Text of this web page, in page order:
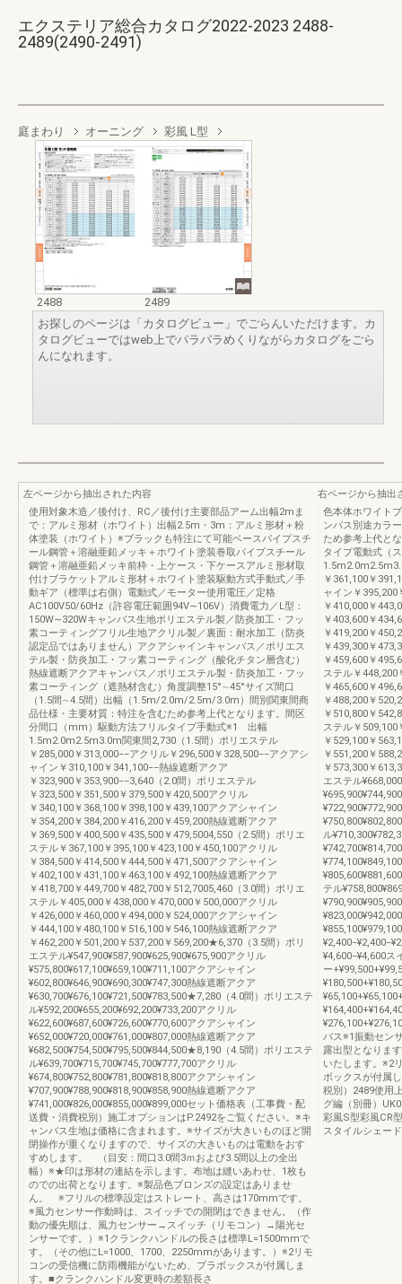
エクステリア総合カタログ2022-2023 2488-
2489(2490-2491)
庭まわり オーニング 彩風 L型
2488
2489
お探しのページは「カタログビュー」でごらんいただけます。カ
タログビューではweb上でパラパラめくりながらカタログをごら
んになれます。
左ページから抽出された内容
使用対象木造／後付け、RC／後付け主要部品アーム出幅2mま
で：アルミ形材（ホワイト）出幅2.5m・3m：アルミ形材＋粉
体塗装（ホワイト）※ブラックも特注にて可能ベースパイプスチ
ール鋼管＋溶融亜鉛メッキ＋ホワイト塗装巻取パイプスチール
鋼管＋溶融亜鉛メッキ前枠・上ケース・下ケースアルミ形材取
付けブラケットアルミ形材＋ホワイト塗装駆動方式手動式／手
動ギア（標準は右側）電動式／モーター使用電圧／定格
AC100V50/60Hz（許容電圧範囲94V∼106V）消費電力／L型：
150W∼320Wキャンバス生地ポリエステル製／防炎加工・フッ
素コーティングフリル生地アクリル製／裏面：耐水加工（防炎
認定品ではありません）アクアシャインキャンバス／ポリエス
テル製・防炎加工・フッ素コーティング（酸化チタン層含む）
熱線遮断アクアキャンバス／ポリエステル製・防炎加工・フッ
素コーティング（遮熱材含む）角度調整15°∼45°サイズ間口
（1.5間∼4.5間）出幅（1.5m/2.0m/2.5m/3.0m）間別関東間商
品仕様・主要材質：特注を含むため参考上代となります。間区
分間口（mm）駆動方法フリルタイプ手動式※1 出幅
1.5m2.0m2.5m3.0m関東間2,730（1.5間）ポリエステル
￥285,000￥313,000−−アクリル￥296,500￥328,500−−アクアシ
ャイン￥310,100￥341,100−−熱線遮断アクア
￥323,900￥353,900−−3,640（2.0間）ポリエステル
￥323,500￥351,500￥379,500￥420,500アクリル
￥340,100￥368,100￥398,100￥439,100アクアシャイン
￥354,200￥384,200￥416,200￥459,200熱線遮断アクア
￥369,500￥400,500￥435,500￥479,5004,550（2.5間）ポリエ
ステル￥367,100￥395,100￥423,100￥450,100アクリル
￥384,500￥414,500￥444,500￥471,500アクアシャイン
￥402,100￥431,100￥463,100￥492,100熱線遮断アクア
￥418,700￥449,700￥482,700￥512,7005,460（3.0間）ポリエ
ステル￥405,000￥438,000￥470,000￥500,000アクリル
￥426,000￥460,000￥494,000￥524,000アクアシャイン
￥444,100￥480,100￥516,100￥546,100熱線遮断アクア
￥462,200￥501,200￥537,200￥569,200★6,370（3.5間）ポリ
エステル¥547,900¥587,900¥625,900¥675,900アクリル
¥575,800¥617,100¥659,100¥711,100アクアシャイン
¥602,800¥646,900¥690,300¥747,300熱線遮断アクア
¥630,700¥676,100¥721,500¥783,500★7,280（4.0間）ポリエステ
ル¥592,200¥655,200¥692,200¥733,200アクリル
¥622,600¥687,600¥726,600¥770,600アクアシャイン
¥652,000¥720,000¥761,000¥807,000熱線遮断アクア
¥682,500¥754,500¥795,500¥844,500★8,190（4.5間）ポリエステ
ル¥639,700¥715,700¥745,700¥777,700アクリル
¥674,800¥752,800¥781,800¥818,800アクアシャイン
¥707,900¥788,900¥818,900¥858,900熱線遮断アクア
¥741,000¥826,000¥855,000¥899,000セット価格表（工事費・配
送費・消費税別）施工オプションはP.2492をご覧ください。※キ
ャンバス生地は価格に含まれます。※サイズが大きいものほど開
閉操作が重くなりますので、サイズの大きいものは電動をおす
すめします。 （目安：間口3.0間3ｍおよび3.5間以上の全出
幅）※★印は形材の連結を示します。布地は縫いあわせ、1枚も
のでの出荷となります。※製品色ブロンズの設定はありませ
ん。 ※フリルの標準設定はストレート、高さは170mmです。
※風力センサー作動時は、スイッチでの開閉はできません。（作
動の優先順は、風力センサー→スイッチ（リモコン）→陽光セ
ンサーです。）※1クランクハンドルの長さは標準L=1500mmで
す。（その他にL=1000、1700、2250mmがあります。）※2リモ
コンの受信機に防雨機能がないため、プラボックスが付属しま
す。■クランクハンドル変更時の差額長さ
右ページから抽出
色本体ホワイト
ンバス別途カラ
ため参考上代と
タイプ電動式（
￥361,100￥
ャイン￥395,200
￥410,000￥
￥403,600￥
￥419,200￥
￥439,300￥
￥459,600￥
ステル￥448,200
￥465,600￥
￥488,200￥
￥510,800￥
ステル￥509,100
￥529,100￥
￥551,200￥
￥573,300￥
エステル
ル
テル
¥4,600−¥4,600ス
ー
バス※1振動セン
露出型となりま
いたします。※2
ボックスが付属
税別）2489使用
グ編（別冊）
彩風S型彩風CR
スタイルシェー